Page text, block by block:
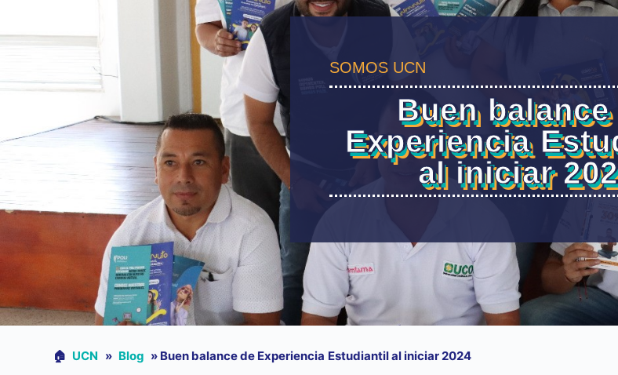
SOMOS UCN
Buen balance
Experiencia
al iniciar
🏠︎ UCN » Blog » Buen balance de Experiencia Estudiantil al iniciar 2024